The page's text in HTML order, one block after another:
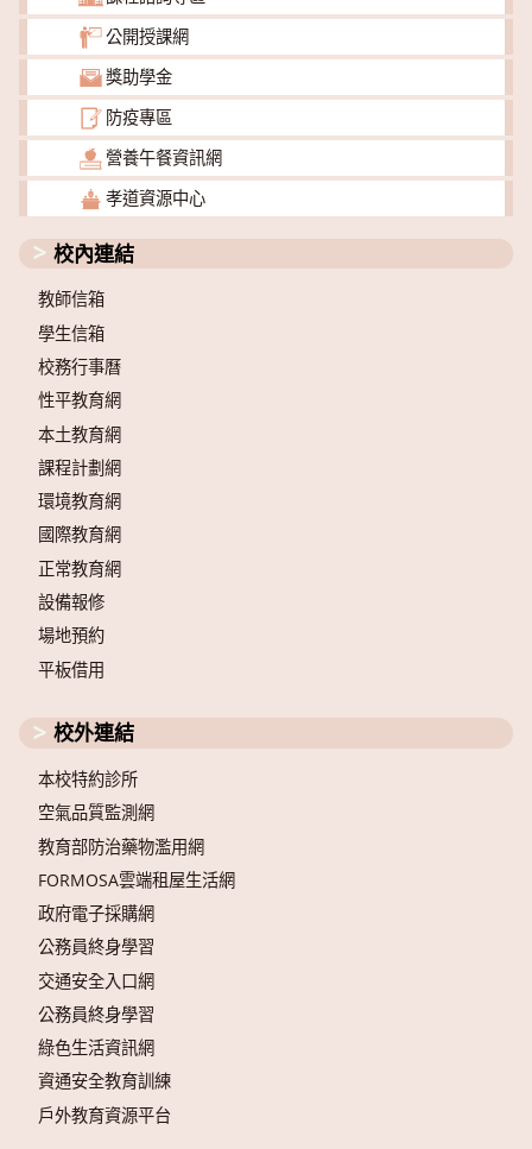
公開授課網
獎助學金
防疫專區
營養午餐資訊網
孝道資源中心
校內連結
教師信箱
學生信箱
校務行事曆
性平教育網
本土教育網
課程計劃網
環境教育網
國際教育網
正常教育網
設備報修
場地預約
平板借用
校外連結
本校特約診所
空氣品質監測網
教育部防治藥物濫用網
FORMOSA雲端租屋生活網
政府電子採購網
公務員終身學習
交通安全入口網
公務員終身學習
綠色生活資訊網
資通安全教育訓練
戶外教育資源平台